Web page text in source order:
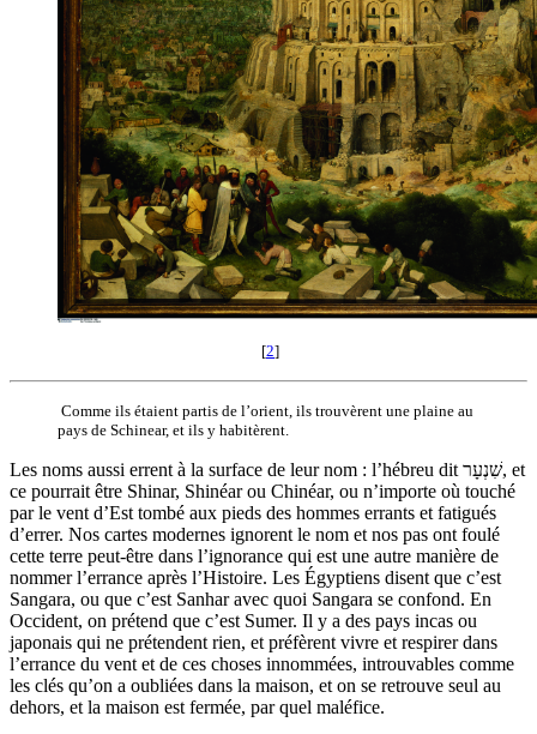
[2]
Comme ils étaient partis de l’orient, ils trouvèrent une plaine au
pays de Schinear, et ils y habitèrent.
Les noms aussi errent à la surface de leur nom : l’hébreu dit שִׁנְעָר, et
ce pourrait être Shinar, Shinéar ou Chinéar, ou n’importe où touché
par le vent d’Est tombé aux pieds des hommes errants et fatigués
d’errer. Nos cartes modernes ignorent le nom et nos pas ont foulé
cette terre peut-être dans l’ignorance qui est une autre manière de
nommer l’errance après l’Histoire. Les Égyptiens disent que c’est
Sangara, ou que c’est Sanhar avec quoi Sangara se confond. En
Occident, on prétend que c’est Sumer. Il y a des pays incas ou
japonais qui ne prétendent rien, et préfèrent vivre et respirer dans
l’errance du vent et de ces choses innommées, introuvables comme
les clés qu’on a oubliées dans la maison, et on se retrouve seul au
dehors, et la maison est fermée, par quel maléfice.